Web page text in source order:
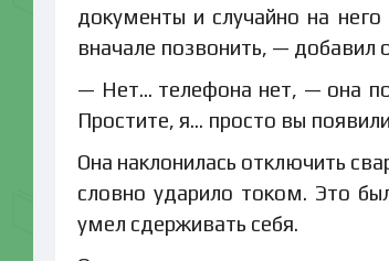
документы и случайно на
вначале позвонить, — добавил
— Нет… телефона нет, — она
Простите, я… просто вы
Она наклонилась отключить
словно ударило током. Это
умел сдерживать себя.